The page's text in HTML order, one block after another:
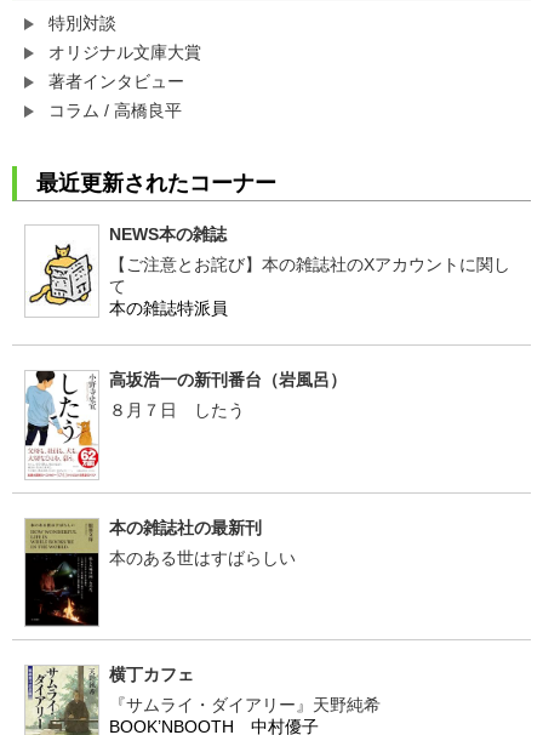
特別対談
オリジナル文庫大賞
著者インタビュー
コラム / 高橋良平
最近更新されたコーナー
NEWS本の雑誌
【ご注意とお詫び】本の雑誌社のXアカウントに関し
て
本の雑誌特派員
高坂浩一の新刊番台（岩風呂）
８月７日 したう
本の雑誌社の最新刊
本のある世はすばらしい
横丁カフェ
『サムライ・ダイアリー』天野純希
BOOK’NBOOTH 中村優子